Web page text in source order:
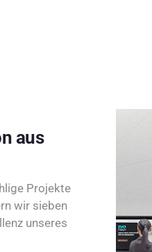
aus
Projekte
wir sieben
unseres